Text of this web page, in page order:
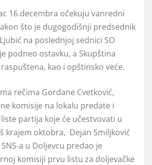
16.decembra očekuju vanredni
što je dugogodišnji predsednik
na poslednjoj sednici SO
podneo ostavku, a Skupština
kao i opštinsko veće.
rečima Gordane Cvetković,
komisije na lokalu predate i
partija koje će učestvovati u
krajem oktobra, Dejan Smiljković
a u Doljevcu predao je
komisiji prvu listu za doljevačke